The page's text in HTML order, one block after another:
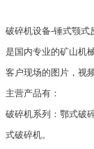
破碎机设备-锤式颚式
是国内专业的矿山机
客户现场的图片，视
主营产品有：
破碎机系列：鄂式破
式破碎机。